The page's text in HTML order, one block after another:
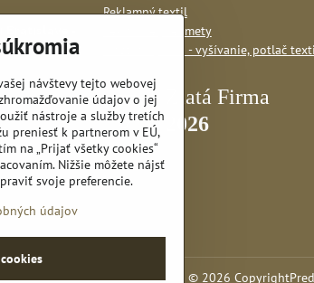
Reklamný textil
Reklamné predmety
Vlastná výroba - vyšívanie, potlač
© 2026 Copyright
návštevy tejto webovej
údajov o jej
nástroje a služby tretích
preniesť k partnerom v EÚ,
na „Prijať všetky cookies“
Nižšie môžete nájsť
svoje preferencie.
údajov